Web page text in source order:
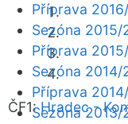
ČF1:Hradec -
Příprava
Sezóna 2015/
Příprava
Sezóna 2014/
Příprava
Sezóna 2013/